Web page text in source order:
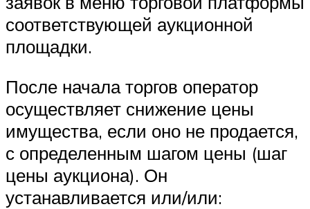
соответствующей аукционной
площадки.
После начала торгов оператор
осуществляет снижение цены
имущества, если оно не продается,
с определенным шагом цены (шаг
цены аукциона). Он
устанавливается или/или: